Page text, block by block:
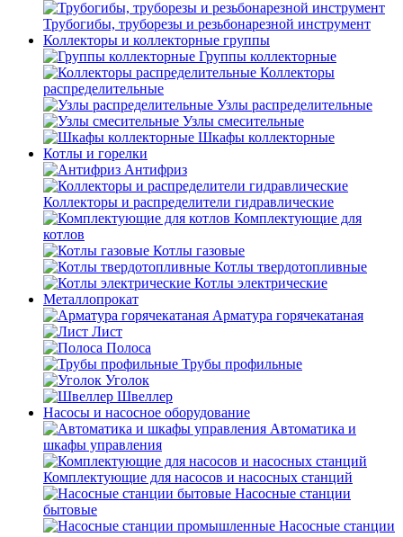
Трубогибы, труборезы и резьбонарезной инструмент
Коллекторы и коллекторные группы
Группы коллекторные
Коллекторы
распределительные
Узлы распределительные
Узлы смесительные
Шкафы коллекторные
Котлы и горелки
Антифриз
Коллекторы и распределители гидравлические
Комплектующие для
котлов
Котлы газовые
Котлы твердотопливные
Котлы электрические
Металлопрокат
Арматура горячекатаная
Лист
Полоса
Трубы профильные
Уголок
Швеллер
Насосы и насосное оборудование
Автоматика и
шкафы управления
Комплектующие для насосов и насосных станций
Насосные станции
бытовые
Насосные станции